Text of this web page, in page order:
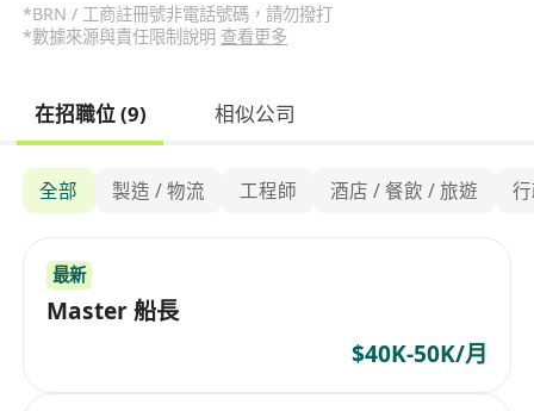
*BRN / 工商註冊號非電話號碼，請勿撥打
*數據來源與責任限制說明 查看更多
在招職位 (9) 相似公司
全部 製造 / 物流 工程師 酒店 / 餐飲 / 旅遊
最新
Master 船長
$40K-50K/月